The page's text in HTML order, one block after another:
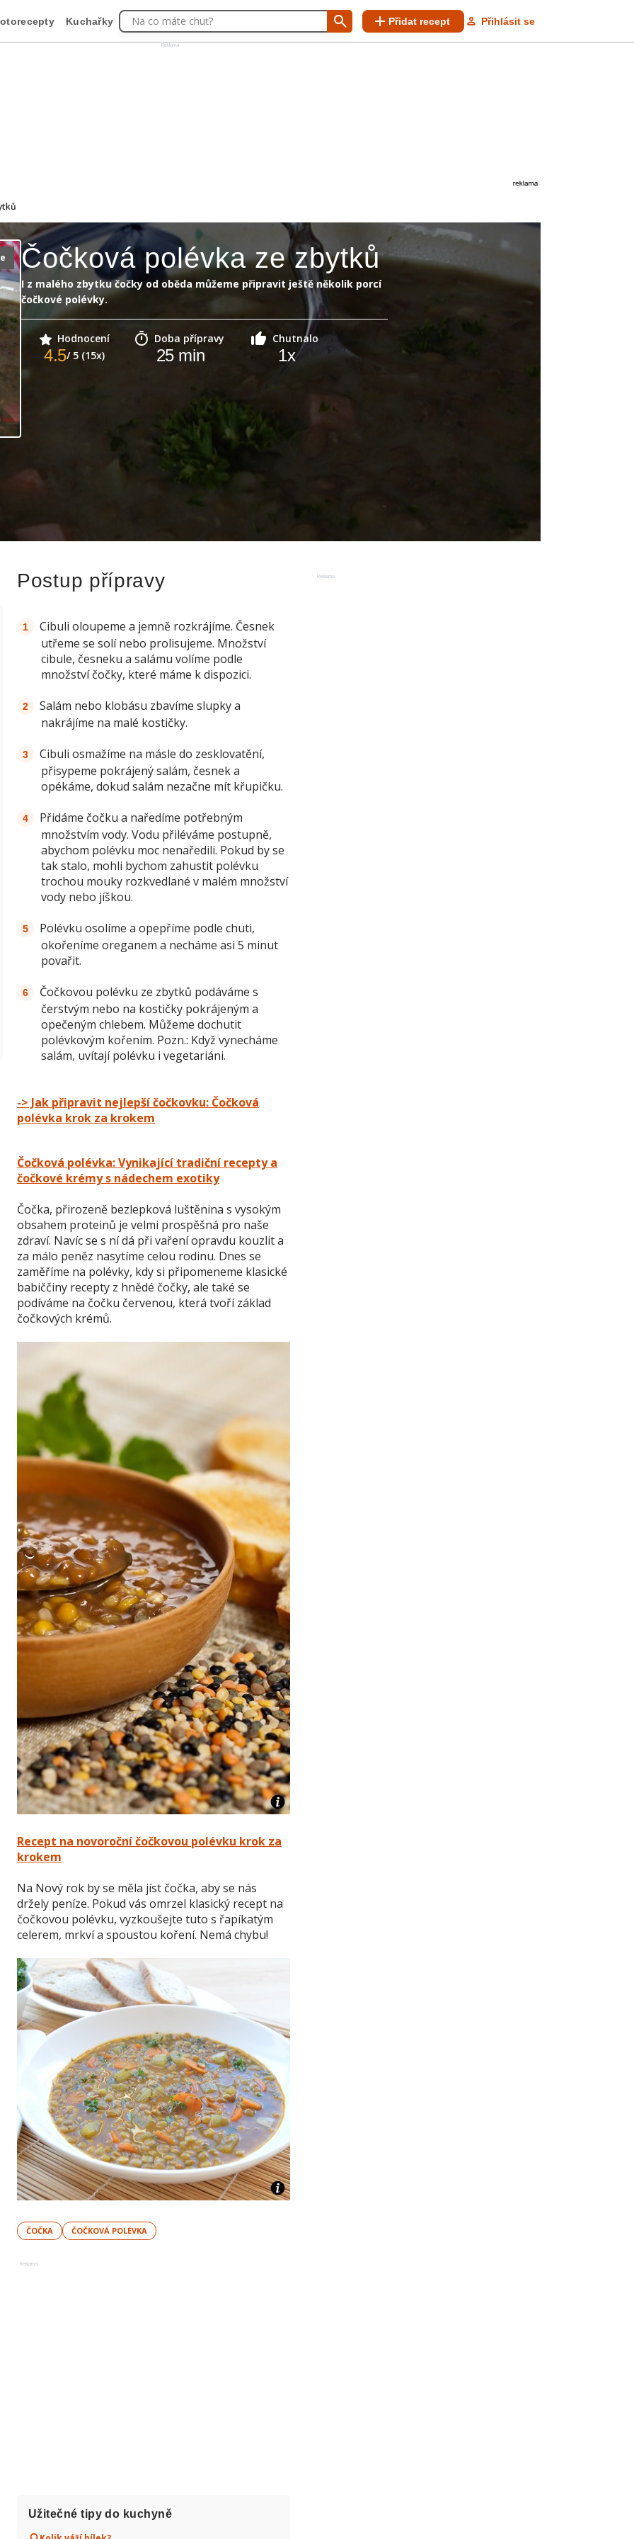
Reklama
Kuchařky Na co máte chuť? Přidat recept Přihlásit se
Čočková polévka ze zbytků
I z malého zbytku čočky od oběda můžeme připravit ještě několik porcí
čočkové polévky.
Hodnocení
4.5/ 5 (15x)
Doba přípravy
25min
Chutnalo
1x
Reklama
Postup přípravy
Cibuli oloupeme a jemně rozkrájíme. Česnek
utřeme se solí nebo prolisujeme. Množství
cibule, česneku a salámu volíme podle
množství čočky, které máme k dispozici.
Salám nebo klobásu zbavíme slupky a
nakrájíme na malé kostičky.
Cibuli osmažíme na másle do zesklovatění,
přisypeme pokrájený salám, česnek a
opékáme, dokud salám nezačne mít křupičku.
Přidáme čočku a naředíme potřebným
množstvím vody. Vodu přiléváme postupně,
abychom polévku moc nenaředili. Pokud by se
tak stalo, mohli bychom zahustit polévku
trochou mouky rozkvedlané v malém množství
vody nebo jíškou.
Polévku osolíme a opepříme podle chuti,
okořeníme oreganem a necháme asi 5 minut
povařit.
Čočkovou polévku ze zbytků podáváme s
čerstvým nebo na kostičky pokrájeným a
opečeným chlebem. Můžeme dochutit
polévkovým kořením. Pozn.: Když vynecháme
salám, uvítají polévku i vegetariáni.
-> Jak připravit nejlepší čočkovku: Čočková
polévka krok za krokem
Čočková polévka: Vynikající tradiční recepty a
čočkové krémy s nádechem exotiky
Čočka, přirozeně bezlepková luštěnina s vysokým
obsahem proteinů je velmi prospěšná pro naše
zdraví. Navíc se s ní dá při vaření opravdu kouzlit a
za málo peněz nasytíme celou rodinu. Dnes se
zaměříme na polévky, kdy si připomeneme klasické
babiččiny recepty z hnědé čočky, ale také se
podíváme na čočku červenou, která tvoří základ
čočkových krémů.
Recept na novoroční čočkovou polévku krok za
krokem
Na Nový rok by se měla jíst čočka, aby se nás
držely peníze. Pokud vás omrzel klasický recept na
čočkovou polévku, vyzkoušejte tuto s řapíkatým
celerem, mrkví a spoustou koření. Nemá chybu!
ČOČKA ČOČKOVÁ POLÉVKA
Reklama
Užitečné tipy do kuchyně